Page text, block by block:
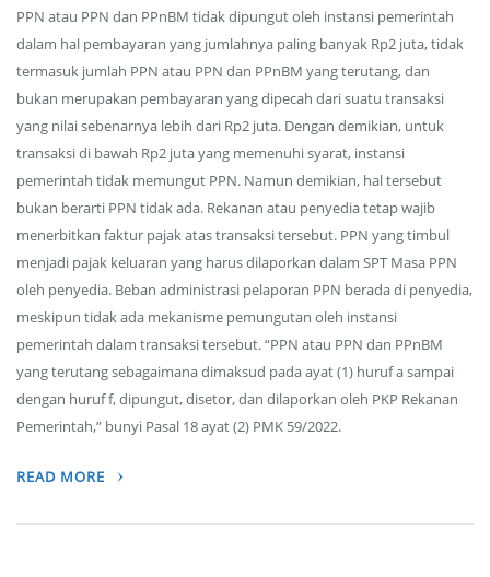
PPN atau PPN dan PPnBM tidak dipungut oleh instansi pemerintah
dalam hal pembayaran yang jumlahnya paling banyak Rp2 juta, tidak
termasuk jumlah PPN atau PPN dan PPnBM yang terutang, dan
bukan merupakan pembayaran yang dipecah dari suatu transaksi
yang nilai sebenarnya lebih dari Rp2 juta. Dengan demikian, untuk
transaksi di bawah Rp2 juta yang memenuhi syarat, instansi
pemerintah tidak memungut PPN. Namun demikian, hal tersebut
bukan berarti PPN tidak ada. Rekanan atau penyedia tetap wajib
menerbitkan faktur pajak atas transaksi tersebut. PPN yang timbul
menjadi pajak keluaran yang harus dilaporkan dalam SPT Masa PPN
oleh penyedia. Beban administrasi pelaporan PPN berada di penyedia,
meskipun tidak ada mekanisme pemungutan oleh instansi
pemerintah dalam transaksi tersebut. “PPN atau PPN dan PPnBM
yang terutang sebagaimana dimaksud pada ayat (1) huruf a sampai
dengan huruf f, dipungut, disetor, dan dilaporkan oleh PKP Rekanan
Pemerintah,” bunyi Pasal 18 ayat (2) PMK 59/2022.
READ MORE